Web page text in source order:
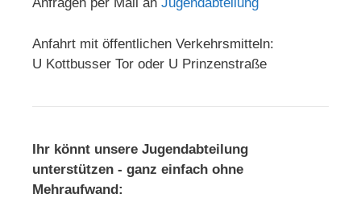
Anfragen per Mail an Jugendabteilung
Anfahrt mit öffentlichen Verkehrsmitteln:
U Kottbusser Tor oder U Prinzenstraße
Ihr könnt unsere Jugendabteilung
unterstützen - ganz einfach ohne
Mehraufwand: